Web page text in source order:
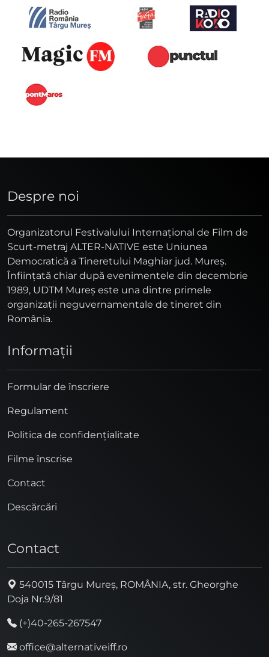
Despre noi
Organizatorul Festivalului Internaţional de Film de
Scurt-metraj ALTER-NATIVE este Uniunea
Democratică a Tineretului Maghiar jud. Mureş.
Înfiinţată chiar după evenimentele din decembrie
1989, UDTM Mureş este una dintre primele
organizaţii neguvernamentale de tineret din
România.
Informaţii
Formular de înscriere
Regulament
Politica de confidențialitate
Filme înscrise
Contact
Descărcări
Contact
540015 Târgu Mureș, ROMÂNIA, str. Gheorghe
Doja Nr.9/81
(+)40-265-267547
office@alternativeiff.ro